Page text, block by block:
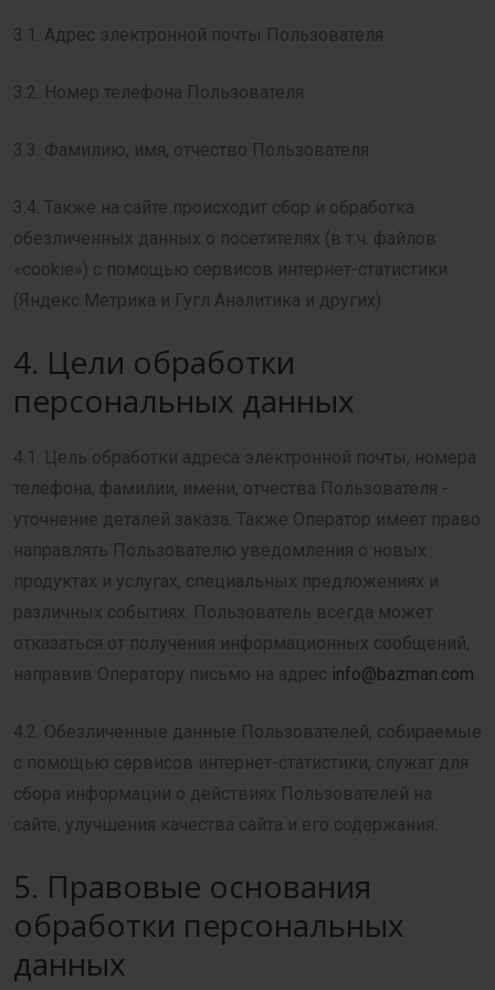
3.1. Адрес электронной почты Пользователя
3.2. Номер телефона Пользователя
3.3. Фамилию, имя, отчество Пользователя
3.4. Также на сайте происходит сбор и обработка
обезличенных данных о посетителях (в т.ч. файлов
«cookie») с помощью сервисов интернет-статистики
(Яндекс Метрика и Гугл Аналитика и других).
4. Цели обработки
персональных данных
4.1. Цель обработки адреса электронной почты, номера
телефона, фамилии, имени, отчества Пользователя -
уточнение деталей заказа. Также Оператор имеет право
направлять Пользователю уведомления о новых
продуктах и услугах, специальных предложениях и
различных событиях. Пользователь всегда может
отказаться от получения информационных сообщений,
направив Оператору письмо на адрес info@bazman.com.
4.2. Обезличенные данные Пользователей, собираемые
с помощью сервисов интернет-статистики, служат для
сбора информации о действиях Пользователей на
сайте, улучшения качества сайта и его содержания.
5. Правовые основания
обработки персональных
данных